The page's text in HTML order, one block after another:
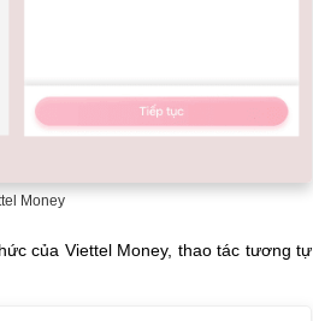
Money
của Viettel Money, thao tác tương tự